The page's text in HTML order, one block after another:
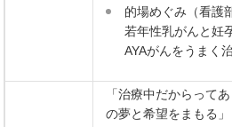
的場めぐみ（看護
若年性乳がんと妊
AYAがんをうまく
「治療中だからって
の夢と希望をまもる」